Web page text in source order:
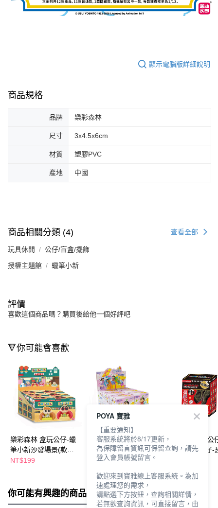
顯示電腦版詳細說明
商品規格
品牌 樂彩森林
尺寸 3x4.5x6cm
材質 塑膠PVC
產地 中國
商品相關分類 (4) 查看全部
玩具休閒 公仔/盲盒/擺飾
授權主題館 蠟筆小新
評價
喜歡這個商品嗎？購買後給他一個好評吧
🔻你可能會喜歡
樂彩森林 盒玩公仔-蠟
筆小新沙發場景(款式
隨機出貨)
NT$199
樂彩森林 盒玩公仔-蠟
筆小新派對場景(款式
隨機出貨)
NT$199
樂彩森林 盒玩公
筆小新米粒公仔-
你可能有興趣的商品 全站排行
POYA 寶雅
【重要通知】
客服系統將於8/17更新，
為保障留言資訊可保留查詢，請先
登入會員帳號留言。
歡迎來到寶雅線上客服系統。為加
速處理您的需求，
請點選下方按鈕，查詢相關詳情，
若無欲查詢資訊，可直接留言，由